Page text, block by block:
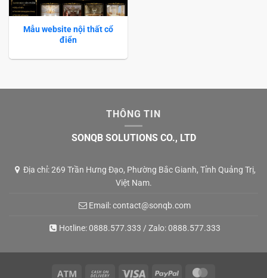
Mẫu website nội thất cổ
điển
THÔNG TIN
SONQB SOLUTIONS CO., LTD
Địa chỉ: 269 Trần Hưng Đạo, Phường Bắc Gianh, Tỉnh Quảng Trị,
Việt Nam.
Email:contact@sonqb.com
Hotline:0888.577.333 / Zalo:0888.577.333
Atm Cash Visa PayPal